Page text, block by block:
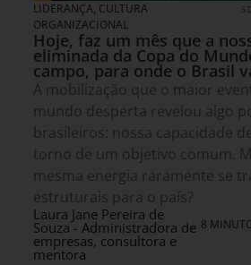
LIDERANÇA, CULTURA
ORGANIZACIONAL
5
Hoje, faz um mês que a
eliminada da Copa do
campo, para onde o Brasil
A mobilização que o maior
mundo desperta revelou algo
brasileiros: nossa capacidade
torno de um objetivo comum.
mesma energia raramente se
estruturais para o país?
Laura Jane Pereira de
Souza - Administradora de
empresas, consultora e
mentora
8